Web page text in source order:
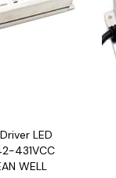
LED
431VCC
WELL